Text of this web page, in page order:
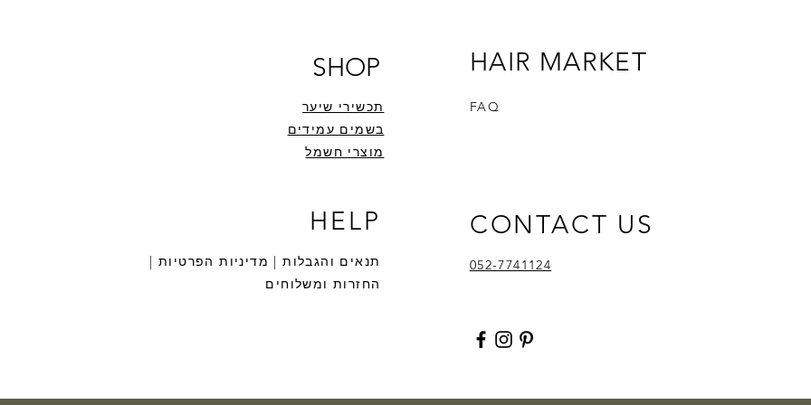
SHOP
תכשירי שיער
בשמים עמידים
מוצרי חשמל
HELP
תנאים והגבלות | מדיניות הפרטיות |
החזרות ומשלוחים
HAIR MARKET
FAQ
CONTACT US
052-7741124